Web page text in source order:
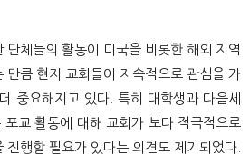
단체들의 활동이 미국을 비롯한 해외 지역
만큼 현지 교회들이 지속적으로 관심을 가
중요해지고 있다. 특히 대학생과 다음세
교 활동에 대해 교회가 보다 적극적으로
진행할 필요가 있다는 의견도 제기되었다.